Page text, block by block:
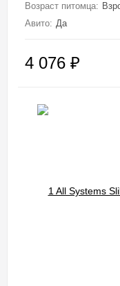
Возраст питомца:
Авито: Да
4 076 ₽